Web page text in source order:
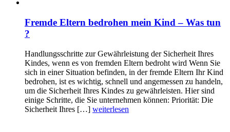
Fremde Eltern bedrohen mein Kind – Was tun
?
Handlungsschritte zur Gewährleistung der Sicherheit Ihres
Kindes, wenn es von fremden Eltern bedroht wird Wenn Sie
sich in einer Situation befinden, in der fremde Eltern Ihr Kind
bedrohen, ist es wichtig, schnell und angemessen zu handeln,
um die Sicherheit Ihres Kindes zu gewährleisten. Hier sind
einige Schritte, die Sie unternehmen können: Priorität: Die
Sicherheit Ihres […] weiterlesen